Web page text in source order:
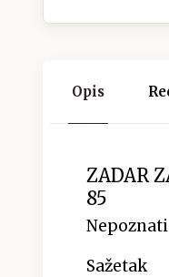
Opis
ZADAR
85
Sažetak